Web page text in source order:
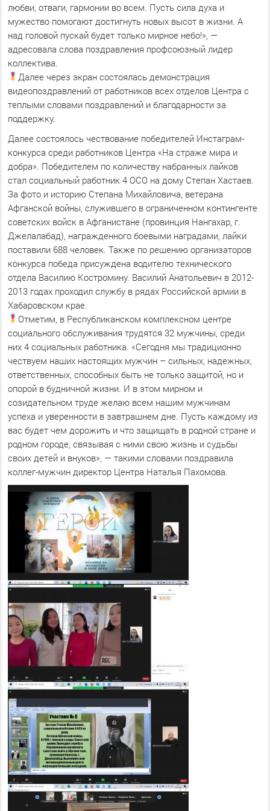
любви, отваги, гармонии во всем. Пусть сила духа и
мужество помогают достигнуть новых высот в жизни. А
над головой пускай будет только мирное небо!», —
адресовала слова поздравления профсоюзный лидер
коллектива.
Далее через экран состоялась демонстрация
видеопоздравлений от работников всех отделов Центра с
теплыми словами поздравлений и благодарности за
поддержку.
Далее состоялось чествование победителей Инстаграм-
конкурса среди работников Центра «На страже мира и
добра». Победителем по количеству набранных лайков
стал социальный работник 4 ОСО на дому Степан Хастаев.
За фото и историю Степана Михайловича, ветерана
Афганской войны, служившего в ограниченном контингенте
советских войск в Афганистане (провинция Нангахар, г.
Джелалабад), награжденного боевыми наградами, лайки
поставили 688 человек. Также по решению организаторов
конкурса победа присуждена водителю технического
отдела Василию Костромину. Василий Анатольевич в 2012-
2013 годах проходил службу в рядах Российской армии в
Хабаровском крае.
Отметим, в Республиканском комплексном центре
социального обслуживания трудятся 32 мужчины, среди
них 4 социальных работника. «Сегодня мы традиционно
чествуем наших настоящих мужчин – сильных, надежных,
ответственных, способных быть не только защитой, но и
опорой в будничной жизни. И в этом мирном и
созидательном труде желаю всем нашим мужчинам
успеха и уверенности в завтрашнем дне. Пусть каждому из
вас будет чем дорожить и что защищать в родной стране и
родном городе, связывая с ними свою жизнь и судьбы
своих детей и внуков», — такими словами поздравила
коллег-мужчин директор Центра Наталья Пахомова.